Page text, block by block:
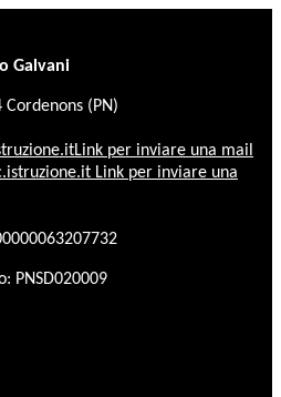
Galvani
Cordenons (PN)
Link per inviare una mail
Link per inviare una
PNSD020009